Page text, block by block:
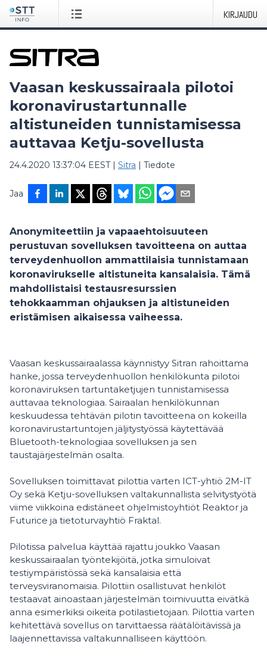
KIRJAUDU
Vaasan keskussairaala pilotoi
koronavirustartunnalle
altistuneiden tunnistamisessa
auttavaa Ketju-sovellusta
24.4.2020 13:37:04 EEST| Sitra | Tiedote
Jaa
Anonymiteettiin ja vapaaehtoisuuteen
perustuvan sovelluksen tavoitteena on auttaa
terveydenhuollon ammattilaisia tunnistamaan
koronavirukselle altistuneita kansalaisia. Tämä
mahdollistaisi testausresurssien
tehokkaamman ohjauksen ja altistuneiden
eristämisen aikaisessa vaiheessa.
Vaasan keskussairaalassa käynnistyy Sitran rahoittama
hanke, jossa terveydenhuollon henkilökunta pilotoi
koronaviruksen tartuntaketjujen tunnistamisessa
auttavaa teknologiaa. Sairaalan henkilökunnan
keskuudessa tehtävän pilotin tavoitteena on kokeilla
koronavirustartuntojen jäljitystyössä käytettävää
Bluetooth-teknologiaa sovelluksen ja sen
taustajärjestelmän osalta.
Sovelluksen toimittavat pilottia varten ICT-yhtiö 2M-IT
Oy sekä Ketju-sovelluksen valtakunnallista selvitystyötä
viime viikkoina edistäneet ohjelmistoyhtiöt Reaktor ja
Futurice ja tietoturvayhtiö Fraktal.
Pilotissa palvelua käyttää rajattu joukko Vaasan
keskussairaalan työntekijöitä, jotka simuloivat
testiympäristössä sekä kansalaisia että
terveysviranomaisia. Pilottiin osallistuvat henkilöt
testaavat ainoastaan järjestelmän toimivuutta eivätkä
anna esimerkiksi oikeita potilastietojaan. Pilottia varten
kehitettävä sovellus on tarvittaessa räätälöitävissä ja
laajennettavissa valtakunnalliseen käyttöön.